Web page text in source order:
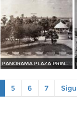
PANORAMA PLAZA PRINCIPAL
5 6 7